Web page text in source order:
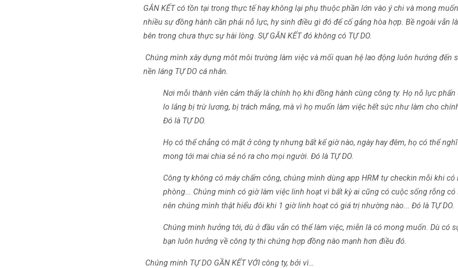
GẮN KẾT có tồn tại trong thực tế hay không lại phụ thuộc phần lớn vào ý chi và mong
nhiều sự đồng hành cần phải nỗ lực, hy sinh điều gì đó để cố gắng hòa hợp. Bề ngoài vẫn
bên trong chưa thực sự hài lòng. SỰ GẮN KẾT đó không có TỰ DO.
Chúng mình xây dựng môt môi trường làm việc và mối quan hệ lao động luôn hướng đến
nền láng TỰ DO cá nhân.
Nơi mỗi thành viên cảm thấy là chính họ khi đồng hành cùng công ty. Họ nỗ lực
lo lắng bị trừ lương, bị trách mắng, mà vì họ muốn làm việc hết sức như làm cho
Đó là TỰ DO.
Họ có thể chẳng có mặt ở công ty nhưng bất kể giờ nào, ngày hay đêm, họ có thể
mong tới mai chia sẻ nó ra cho mọi người. Đó là TỰ DO.
Công ty không có máy chấm công, chúng mình dùng app HRM tự checkin mỗi khi có
phòng... Chúng minh có giờ làm việc linh hoạt vì bất kỳ ai cũng có cuộc sống rỗng có
nên chúng mình thật hiểu đôi khi 1 giờ linh hoạt có giá trị nhường nào... Đó là TỰ DO.
Chúng minh hưởng tới, dù ở đầu vẫn có thể làm việc, miễn là có mong muốn. Dù có
bạn luôn hưởng về công ty thi chứng hợp đồng nào mạnh hơn điều đó.
Chúng minh TỰ DO GẦN KẾT VỚI công ty, bởi vì…